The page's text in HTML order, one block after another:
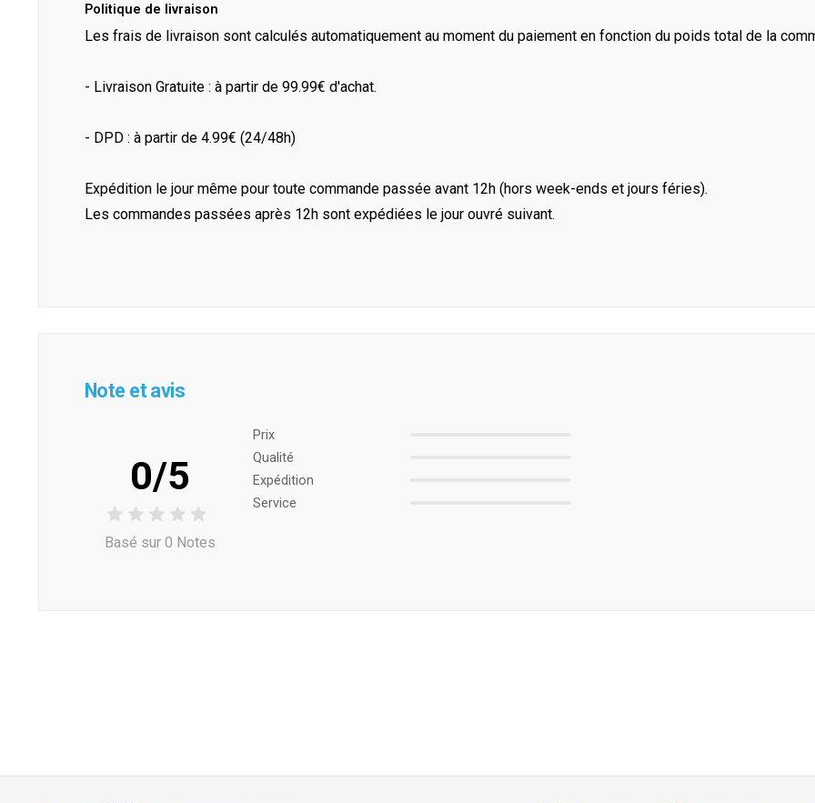
Politique de livraison
Les frais de livraison sont calculés automatiquement au moment du paiement en fonction du poids total de la
- Livraison Gratuite : à partir de 99.99€ d'achat.
- DPD : à partir de 4.99€ (24/48h)
Expédition le jour même pour toute commande passée avant 12h (hors week-ends et jours féries).
Les commandes passées après 12h sont expédiées le jour ouvré suivant.
Note et avis
0/5
Basé sur 0 Notes
Prix ​​
Qualité
Expédition
Service